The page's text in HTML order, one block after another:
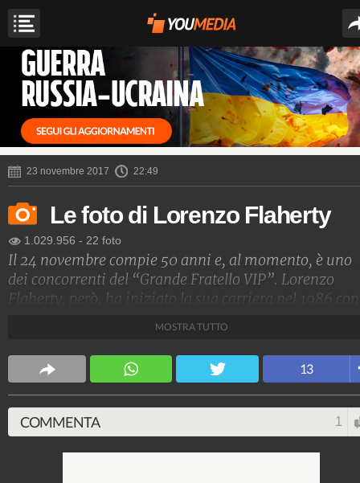
23 novembre 2017 22:49
Le foto di Lorenzo Flaherty
1.029.956 - 22 foto
Il 24 novembre compie 50 anni e, al momento, è uno
dei concorrenti del “Grande Fratello VIP”. Lorenzo
Flaherty, però, ha iniziato la sua carriera nel 1986 con
tra cui “Incantesimo”, “Distretto di polizia” e
4.053.322.437-9.453 video-76.076 foto
MOSTRA TUTTO
13
COMMENTA 1